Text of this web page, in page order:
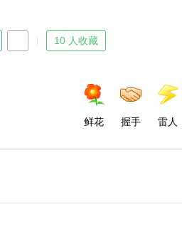
10 人收藏
鲜花 握手 雷人